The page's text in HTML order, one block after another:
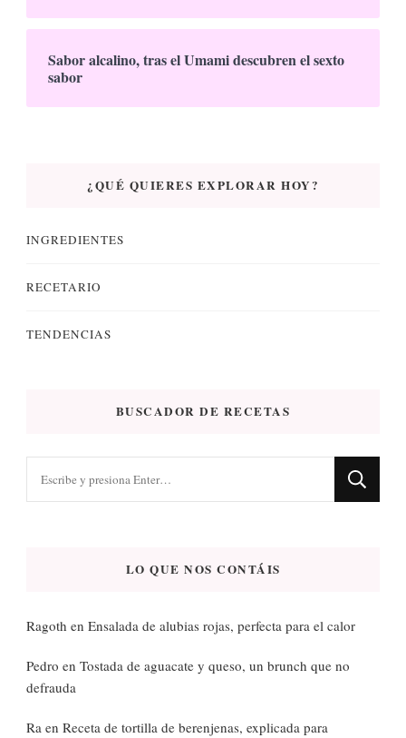
Sabor alcalino, tras el Umami descubren el sexto
sabor
¿QUÉ QUIERES EXPLORAR HOY?
INGREDIENTES
RECETARIO
TENDENCIAS
BUSCADOR DE RECETAS
LO QUE NOS CONTÁIS
Ragoth en Ensalada de alubias rojas, perfecta para el calor
Pedro en Tostada de aguacate y queso, un brunch que no
defrauda
Ra en Receta de tortilla de berenjenas, explicada para